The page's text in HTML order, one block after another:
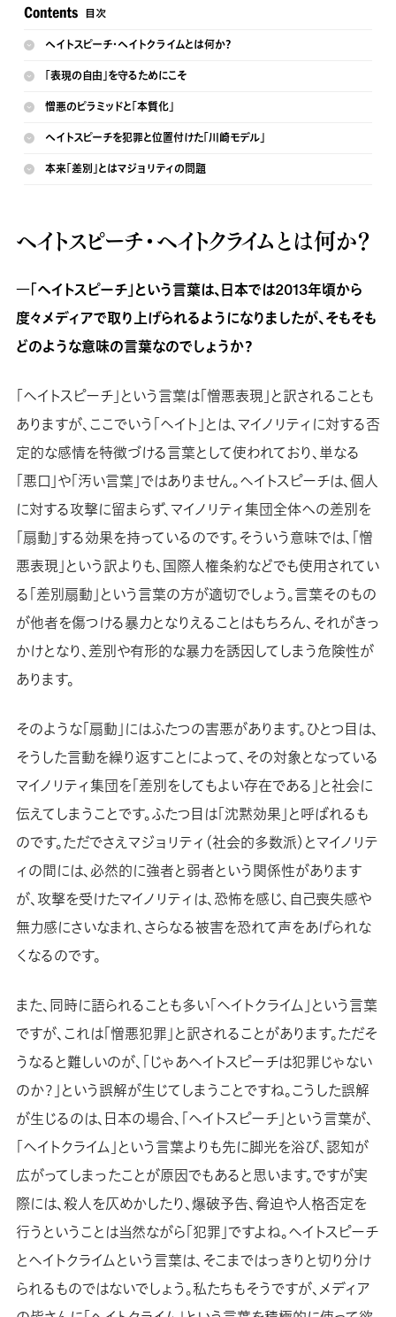
ヘイトスピーチ・ヘイトクライムとは何か？
「表現の自由」を守るためにこそ
憎悪のピラミッドと「本質化」
ヘイトスピーチを犯罪と位置付けた「川崎モデル」
本来「差別」とはマジョリティの問題
ヘイトスピーチ・ヘイトクライムとは何か？
―「ヘイトスピーチ」という言葉は、日本では2013年頃から
度々メディアで取り上げられるようになりましたが、そもそも
どのような意味の言葉なのでしょうか？
「ヘイトスピーチ」という言葉は「憎悪表現」と訳されることも
ありますが、ここでいう「ヘイト」とは、マイノリティに対する否
定的な感情を特徴づける言葉として使われており、単なる
「悪口」や「汚い言葉」ではありません。ヘイトスピーチは、個人
に対する攻撃に留まらず、マイノリティ集団全体への差別を
「扇動」する効果を持っているのです。そういう意味では、「憎
悪表現」という訳よりも、国際人権条約などでも使用されてい
る「差別扇動」という言葉の方が適切でしょう。言葉そのもの
が他者を傷つける暴力となりえることはもちろん、それがきっ
かけとなり、差別や有形的な暴力を誘因してしまう危険性が
あります。
そのような「扇動」にはふたつの害悪があります。ひとつ目は、
そうした言動を繰り返すことによって、その対象となっている
マイノリティ集団を「差別をしてもよい存在である」と社会に
伝えてしまうことです。ふたつ目は「沈黙効果」と呼ばれるも
のです。ただでさえマジョリティ（社会的多数派）とマイノリテ
ィの間には、必然的に強者と弱者という関係性があります
が、攻撃を受けたマイノリティは、恐怖を感じ、自己喪失感や
無力感にさいなまれ、さらなる被害を恐れて声をあげられな
くなるのです。
また、同時に語られることも多い「ヘイトクライム」という言葉
ですが、これは「憎悪犯罪」と訳されることがあります。ただそ
うなると難しいのが、「じゃあヘイトスピーチは犯罪じゃない
のか？」という誤解が生じてしまうことですね。こうした誤解
が生じるのは、日本の場合、「ヘイトスピーチ」という言葉が、
「ヘイトクライム」という言葉よりも先に脚光を浴び、認知が
広がってしまったことが原因でもあると思います。ですが実
際には、殺人を仄めかしたり、爆破予告、脅迫や人格否定を
行うということは当然ながら「犯罪」ですよね。ヘイトスピーチ
とヘイトクライムという言葉は、そこまではっきりと切り分け
られるものではないでしょう。私たちもそうですが、メディア